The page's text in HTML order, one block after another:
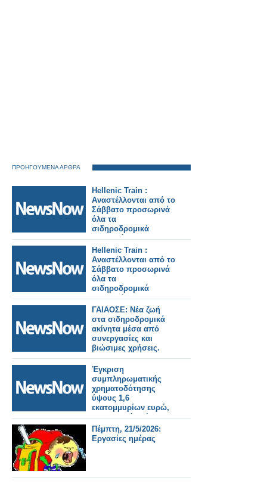
ΠΡΟΗΓΟΥΜΕΝΑ ΑΡΘΡΑ
Hellenic Train :
Αναστέλλονται από το
Σάββατο προσωρινά
όλα τα
σιδηροδρομικά
δρομολόγια στη
γραμμή
Αλεξανδρούπολη –
Ορμένιο .
Hellenic Train :
Αναστέλλονται από το
Σάββατο προσωρινά
όλα τα
σιδηροδρομικά
δρομολόγια στη
γραμμή
Αλεξανδρούπολη –
Ορμένιο .
ΓΑΙΑΟΣΕ: Νέα ζωή
στα σιδηροδρομικά
ακίνητα μέσα από
συνεργασίες και
βιώσιμες χρήσεις.
Έγκριση
συμπληρωματικής
χρηματοδότησης
ύψους 1,6
εκατομμυρίων ευρώ,
για το μεγάλο έργο
της ανάπλασης της
κεντρικής πλατείας
Αστακού και των
Πέμπτη, 21/5/2026:
Εργασίες ημέρας